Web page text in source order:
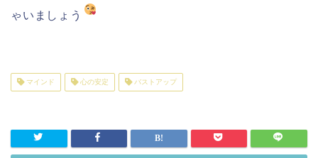
ゃいましょう
マインド 心の安定 バストアップ